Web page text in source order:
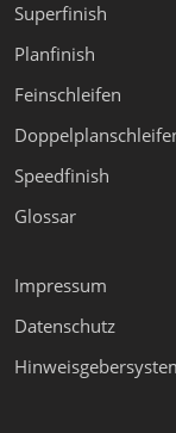
Superfinish
Planfinish
Feinschleifen
Speedfinish
Glossar
Impressum
Datenschutz